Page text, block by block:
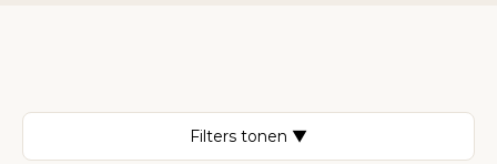
Filters tonen ▼